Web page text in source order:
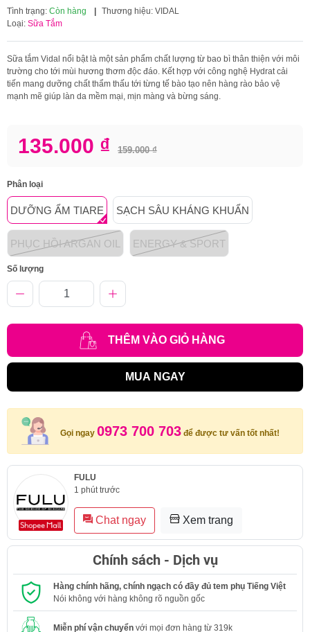
Tình trạng: Còn hàng | Thương hiệu: VIDAL
Loại: Sữa Tắm
Sữa tắm Vidal nổi bật là một sản phẩm chất lượng từ bao bì thân thiện với môi
trường cho tới mùi hương thơm độc đáo. Kết hợp với công nghệ Hydrat cải
tiến mang dưỡng chất thẩm thấu tới từng tế bào tạo nên hàng rào bảo vệ
mạnh mẽ giúp làn da mềm mại, mịn màng và bừng sáng.
135.000 ₫ 159.000 ₫
Phân loại
DƯỠNG ẨM TIARE SẠCH SÂU KHÁNG KHUẨN
PHỤC HỒI ARGAN OIL ENERGY & SPORT
Số lượng
THÊM VÀO GIỎ HÀNG
MUA NGAY
Gọi ngay 0973 700 703 để được tư vấn tốt nhất!
FULU
1 phút trước
Chat ngay Xem trang
Chính sách - Dịch vụ
Hàng chính hãng, chính ngạch có đầy đủ tem phụ Tiếng Việt
Nói không với hàng không rõ nguồn gốc
Miễn phí vận chuyển với mọi đơn hàng từ 319k